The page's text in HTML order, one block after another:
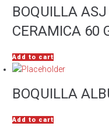
BOQUILLA
CERAMICA 60
Add to cart
BOQUILLA
Add to cart